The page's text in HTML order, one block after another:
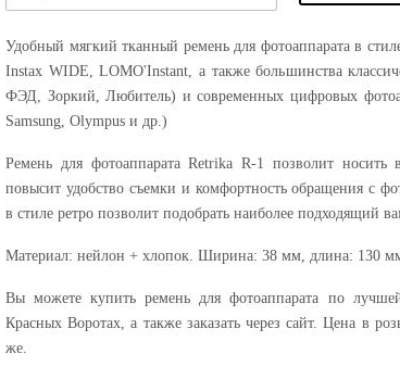
Удобный мягкий тканный ремень для фотоаппарата в
Instax WIDE, LOMO'Instant, а также большинства
ФЭД, Зоркий, Любитель) и современных цифровых
Samsung, Olympus и др.)
Ремень для фотоаппарата Retrika R-1 позволит
повысит удобство съемки и комфортность обращения с
в стиле ретро позволит подобрать наиболее подходящий
Материал: нейлон + хлопок. Ширина: 38 мм, длина: 130
Вы можете купить ремень для фотоаппарата по
Красных Воротах, а также заказать через сайт. Цена в
же.